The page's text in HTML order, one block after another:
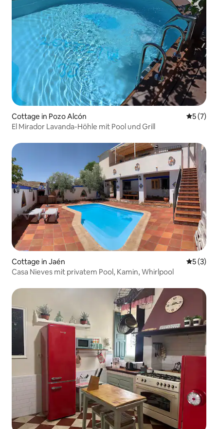
Cottage in Pozo Alcón
5 (7)
El Mirador Lavanda-Höhle mit Pool und Grill
Cottage in Jaén
5 (3)
Casa Nieves mit privatem Pool, Kamin, Whirlpool